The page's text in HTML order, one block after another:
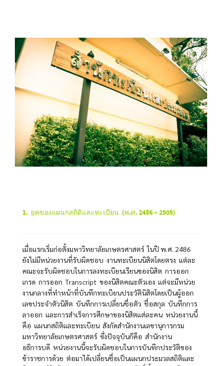
1. ยุคของแผนกสถิติและทะเบียน (พ.ศ. 2486– 2505)
เมื่อแรกเริ่มก่อตั้งมหาวิทยาลัยเกษตรศาสตร์ ในปี พ.ศ. 2486
ยังไม่มีหน่วยงานที่รับผิดชอบ งานทะเบียนนิสิตโดยตรง แต่ละ
คณะจะรับผิดชอบในการลงทะเบียนเรียนของนิสิต การออก
เกรด การออก Transcript ของนิสิตคณะตัวเอง แต่จะมีหน่วย
งานกลางที่ทำหน้าที่บันทึกทะเบียนประวัตินิสิตโดยเป็นผู้ออก
เลขประจำตัวนิสิต บันทึกการเปลี่ยนชื่อตัว ชื่อสกุล บันทึกการ
ลาออก และการสำเร็จการศึกษาของนิสิตแต่ละคน หน่วยงานนี้
คือ แผนกสถิติและทะเบียน สังกัดสำนักงานเลขานุการกรม
มหาวิทยาลัยเกษตรศาสตร์ ซึ่งปัจจุบันก็คือ สำนักงาน
อธิการบดี หน่วยงานนี้จะรับผิดชอบในการบันทึกประวัติของ
ข้าราชการด้วย ต่อมาได้เปลี่ยนชื่อเป็นแผนกประมวลสถิติและ